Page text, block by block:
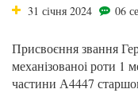
31 січня 2024 06
Присвоєння звання
механізованоі роти 1
частини А4447